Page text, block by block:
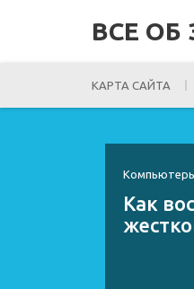
ВСЕ ОБ
КАРТА САЙТА
Как